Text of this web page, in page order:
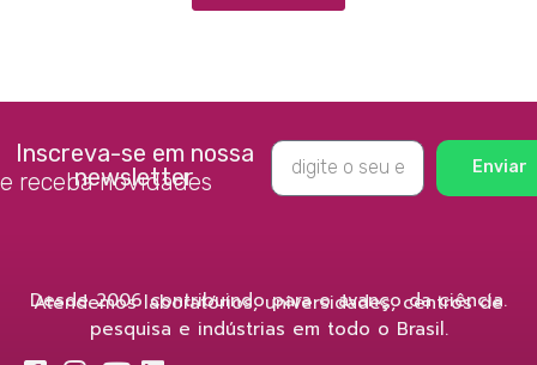
Inscreva-se em nossa
newsletter
e receba novidades
Enviar
Desde 2006 contribuindo para o avanço da ciência.
Atendemos laboratórios, universidades, centros de
pesquisa e indústrias em todo o Brasil.